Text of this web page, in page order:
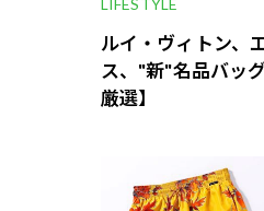
ルイ・ヴィトン、
ス、"新"名品バッ
厳選】